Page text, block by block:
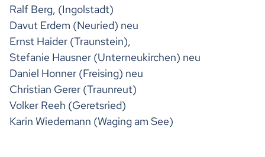
Ralf Berg, (Ingolstadt)
Davut Erdem (Neuried) neu
Ernst Haider (Traunstein),
Stefanie Hausner (Unterneukirchen) neu
Daniel Honner (Freising) neu
Christian Gerer (Traunreut)
Volker Reeh (Geretsried)
Karin Wiedemann (Waging am See)